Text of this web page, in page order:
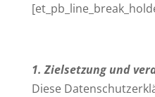
1. Ziel­setzung und
Diese